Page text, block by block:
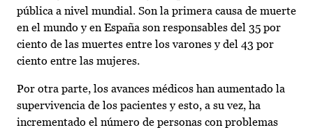
pública a nivel mundial. Son la primera causa de muerte
en el mundo y en España son responsables del 35 por
ciento de las muertes entre los varones y del 43 por
ciento entre las mujeres.
Por otra parte, los avances médicos han aumentado la
supervivencia de los pacientes y esto, a su vez, ha
incrementado el número de personas con problemas